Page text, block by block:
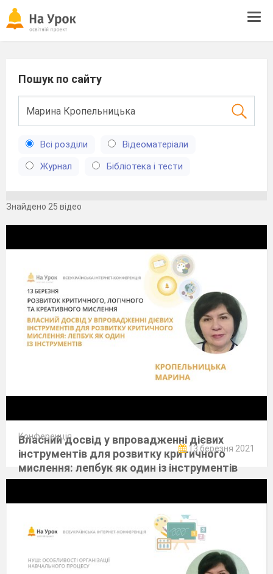
Пошук по сайту
Всі розділи
Відеоматеріали
Журнал
Бібліотека і тести
Знайдено 25 відео
Власний досвід у впровадженні дієвих
інструментів для розвитку критичного
мислення: лепбук як один із інструментів
Конференція
13 березня 2021